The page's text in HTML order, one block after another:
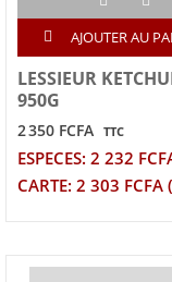
AJOUTER AU
LESSIEUR
950G
2 350 FCFA TTC
ESPECES: 2 232
CARTE: 2 303 FCFA